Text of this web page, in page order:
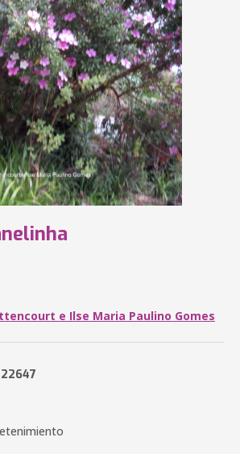
e Ilse Maria Paulino Gomes